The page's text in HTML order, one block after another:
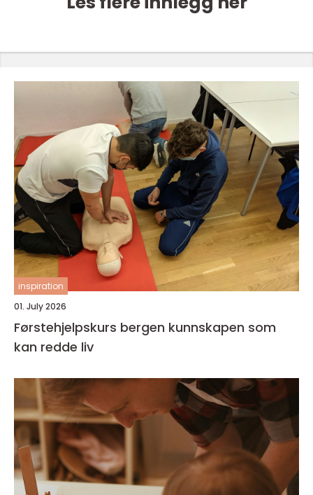
inspiration
01. July 2026
Førstehjelpskurs bergen kunnskapen som
kan redde liv